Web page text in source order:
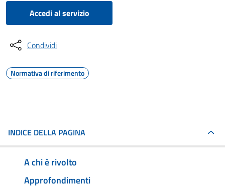
Accedi al servizio
Condividi
Normativa di riferimento
INDICE DELLA PAGINA
A chi è rivolto
Approfondimenti